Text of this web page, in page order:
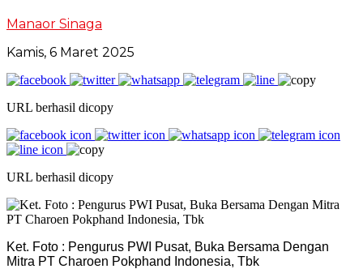
Manaor Sinaga
Kamis, 6 Maret 2025
URL berhasil dicopy
URL berhasil dicopy
Ket. Foto : Pengurus PWI Pusat, Buka Bersama Dengan
Mitra PT Charoen Pokphand Indonesia, Tbk